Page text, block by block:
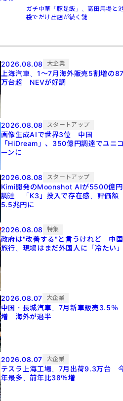
ガチ中華「豚足飯」、高田馬場と
袋でだけ出店が続く謎
2026.08.08 大企業
上海汽車、1～7月海外販売5割増の
万台超 NEVが好調
2026.08.08 スタートアップ
画像生成AIで世界3位 中国
「HiDream」、350億円調達でユニ
ーンに
2026.08.08 スタートアップ
Kimi開発のMoonshot AIが5500億円
調達 「K3」投入で存在感、評価額
5.5兆円に
2026.08.08 特集
政府は"改善する"と言うけれど 中国
旅行、現場はまだ外国人に「冷たい
2026.08.07 大企業
中国・長城汽車、7月新車販売3.5％
増 海外が過半
2026.08.07 大企業
テスラ上海工場、7月出荷9.3万台
年最多、前年比38％増